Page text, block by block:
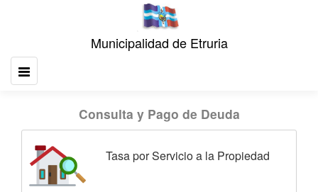
Consulta y Pago de Deuda
Tasa por Servicio a la Propiedad